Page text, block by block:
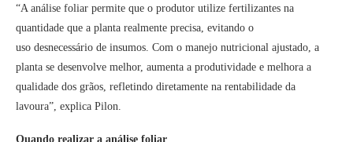
“A análise foliar permite que o produtor utilize fertilizantes na
quantidade que a planta realmente precisa, evitando o
uso desnecessário de insumos. Com o manejo nutricional ajustado, a
planta se desenvolve melhor, aumenta a produtividade e melhora a
qualidade dos grãos, refletindo diretamente na rentabilidade da
lavoura”, explica Pilon.
Quando realizar a análise foliar